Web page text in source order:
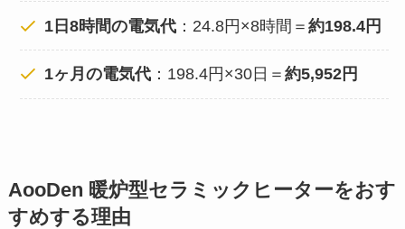
1日8時間の電気代 ：24.8円×8時間＝約198.4円
1ヶ月の電気代 ：198.4円×30日＝約5,952円
AooDen 暖炉型セラミックヒーターをおす
すめする理由